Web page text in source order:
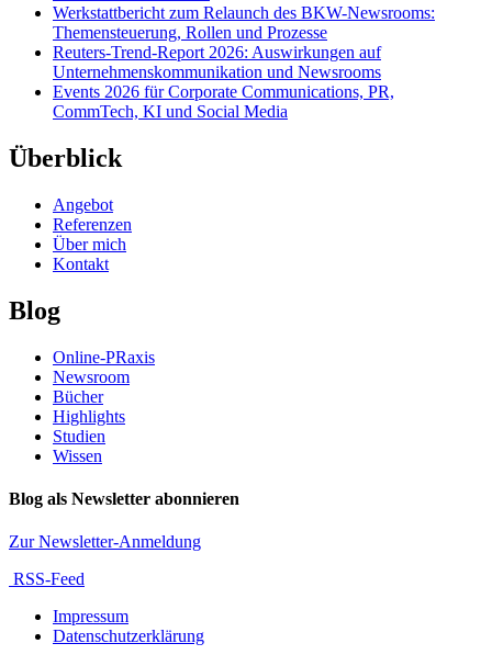
von
IBM.
Werkstattbericht zum Relaunch des BKW-Newsrooms:
Themensteuerung, Rollen und Prozesse
Reuters-Trend-Report 2026: Auswirkungen auf
Unternehmenskommunikation und Newsrooms
Events 2026 für Corporate Communications, PR,
CommTech, KI und Social Media
Überblick
Angebot
Referenzen
Über mich
Kontakt
Blog
Online-PRaxis
Newsroom
Bücher
Highlights
Studien
Wissen
Blog als Newsletter abonnieren
Zur Newsletter-Anmeldung
RSS-Feed
Impressum
Datenschutzerklärung